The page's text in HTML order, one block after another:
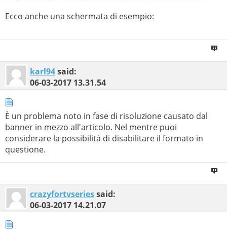
Ecco anche una schermata di esempio:
karl94said:
06-03-2017 13.31.54
È un problema noto in fase di risoluzione causato dal
banner in mezzo all'articolo. Nel mentre puoi
considerare la possibilità di disabilitare il formato in
questione.
crazyfortvseriessaid:
06-03-2017 14.21.07